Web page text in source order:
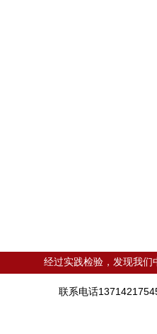
经过实践检验，发现我
联系电话